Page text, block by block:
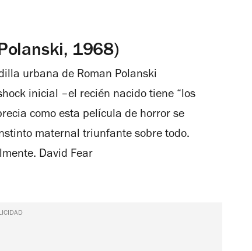
1968)
urbana de Roman Polanski
inicial –el recién nacido tiene “los
como esta película de horror se
maternal triunfante sobre todo.
David Fear